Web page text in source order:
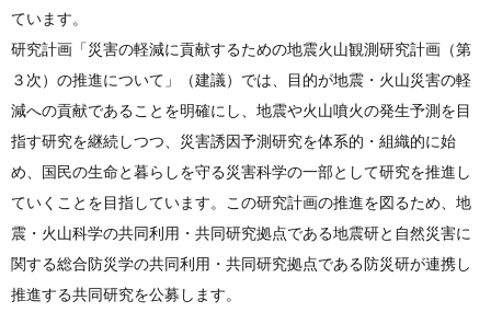
ています。
研究計画「災害の軽減に貢献するための地震火山観測研究計画（第
３次）の推進について」（建議）では、目的が地震・火山災害の軽
減への貢献であることを明確にし、地震や火山噴火の発生予測を目
指す研究を継続しつつ、災害誘因予測研究を体系的・組織的に始
め、国民の生命と暮らしを守る災害科学の一部として研究を推進し
ていくことを目指しています。この研究計画の推進を図るため、地
震・火山科学の共同利用・共同研究拠点である地震研と自然災害に
関する総合防災学の共同利用・共同研究拠点である防災研が連携し
推進する共同研究を公募します。